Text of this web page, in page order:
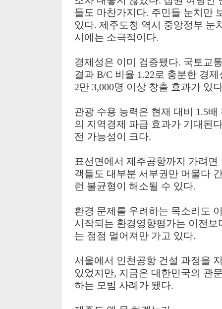
들도 마찬가지다. 주민들 눈치만
있다. 제주도청 역시 중앙정부 눈
시에는 소극적이다.
경제성은 이미 검증됐다. 국토교
결과 B/C 비율 1.22로 충분한 경
2만 3,000명 이상 창출 효과가 있
관광 수용 능력은 현재 대비 1.5배
의 지역경제 파급 효과가 기대된
전 가능성이 크다.
표선면에서 제주공항까지 가려
객들도 대부분 서부권만 머물다
런 불균형이 해소될 수 있다.
환경 문제를 우려하는 목소리도
시작되는 환경영향평가는 이전
는 점점 멀어져만 가고 있다.
서울에서 인천공항 건설 과정을
있었지만, 지금은 대한민국의 관
하는 모범 사례가 됐다.